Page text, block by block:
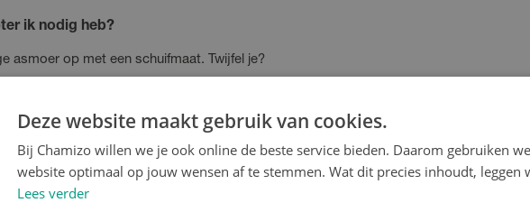
ik nodig heb?
asmoer op met een schuifmaat. Twijfel je?
Nexus of Alfine fiets?
voor alle Shimano Nexus 4, 7 en 8
8 en 11 versnellingen. Herken je fiets aan het
midden van het achterwiel.
Deze website maakt gebruik van cookies.
Bij Chamizo willen we je ook online de beste service bieden. Daarom gebruiken
website optimaal op jouw wensen af te stemmen. Wat dit precies inhoudt, leggen
Lees verder